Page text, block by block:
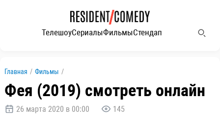
ТелешоуСериалыФильмыСтендап
Главная / Фильмы /
Фея (2019) смотреть онлайн
26 марта 2020 в 00:00 145